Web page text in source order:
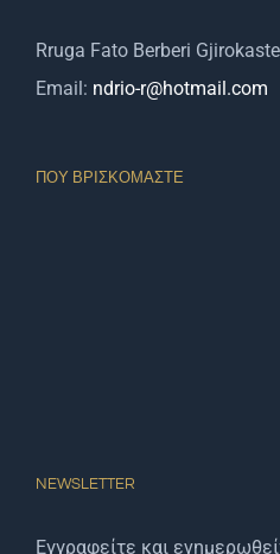
Rruga Fato Berberi
Email: ndrio-r@hotmail.com
ΠΟΥ ΒΡΙΣΚΌΜΑΣΤΕ
NEWSLETTER
Εγγραφείτε και